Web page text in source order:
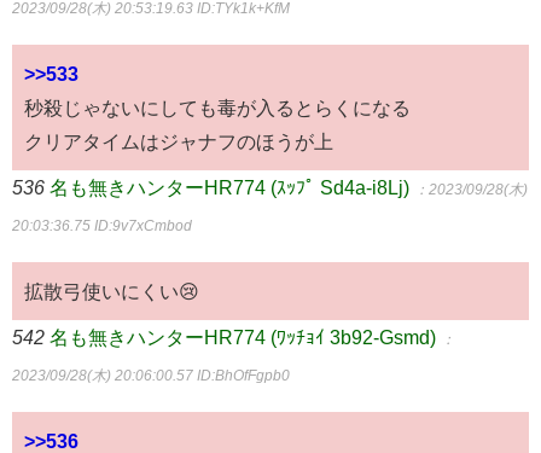
2023/09/28(木) 20:53:19.63 ID:TYk1k+KfM
>>533
秒殺じゃないにしても毒が入るとらくになる
クリアタイムはジャナフのほうが上
536 名も無きハンターHR774 (ｽｯﾌﾟ Sd4a-i8Lj) ：2023/09/28(木)
20:03:36.75 ID:9v7xCmbod
拡散弓使いにくい😢
542 名も無きハンターHR774 (ﾜｯﾁｮｲ 3b92-Gsmd) ：
2023/09/28(木) 20:06:00.57 ID:BhOfFgpb0
>>536